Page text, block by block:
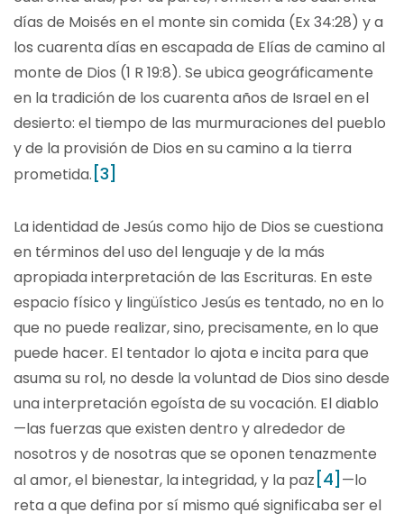
días de Moisés en el monte sin comida (Ex 34:28) y a
los cuarenta días en escapada de Elías de camino al
monte de Dios (1 R 19:8). Se ubica geográficamente
en la tradición de los cuarenta años de Israel en el
desierto: el tiempo de las murmuraciones del pueblo
y de la provisión de Dios en su camino a la tierra
prometida. [3]
La identidad de Jesús como hijo de Dios se cuestiona
en términos del uso del lenguaje y de la más
apropiada interpretación de las Escrituras. En este
espacio físico y lingüístico Jesús es tentado, no en lo
que no puede realizar, sino, precisamente, en lo que
puede hacer. El tentador lo ajota e incita para que
asuma su rol, no desde la voluntad de Dios sino desde
una interpretación egoísta de su vocación. El diablo
—las fuerzas que existen dentro y alrededor de
nosotros y de nosotras que se oponen tenazmente
al amor, el bienestar, la integridad, y la paz [4] —lo
reta a que defina por sí mismo qué significaba ser el